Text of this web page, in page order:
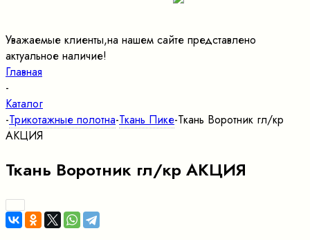
Уважаемые клиенты,на нашем сайте представлено
актуальное наличие!
Главная
-
Каталог
-Трикотажные полотна-Ткань Пике-Ткань Воротник гл/кр
АКЦИЯ
Ткань Воротник гл/кр АКЦИЯ